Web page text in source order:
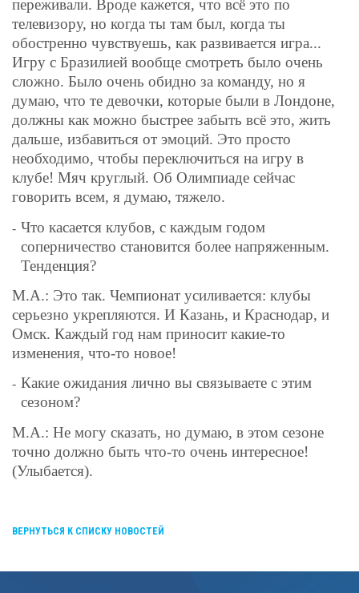
переживали. Вроде кажется, что всё это по
телевизору, но когда ты там был, когда ты
обостренно чувствуешь, как развивается игра...
Игру с Бразилией вообще смотреть было очень
сложно. Было очень обидно за команду, но я
думаю, что те девочки, которые были в Лондоне,
должны как можно быстрее забыть всё это, жить
дальше, избавиться от эмоций. Это просто
необходимо, чтобы переключиться на игру в
клубе! Мяч круглый. Об Олимпиаде сейчас
говорить всем, я думаю, тяжело.
- Что касается клубов, с каждым годом
соперничество становится более напряженным.
Тенденция?
М.А.: Это так. Чемпионат усиливается: клубы
серьезно укрепляются. И Казань, и Краснодар, и
Омск. Каждый год нам приносит какие-то
изменения, что-то новое!
- Какие ожидания лично вы связываете с этим
сезоном?
М.А.: Не могу сказать, но думаю, в этом сезоне
точно должно быть что-то очень интересное!
(Улыбается).
ВЕРНУТЬСЯ К СПИСКУ НОВОСТЕЙ